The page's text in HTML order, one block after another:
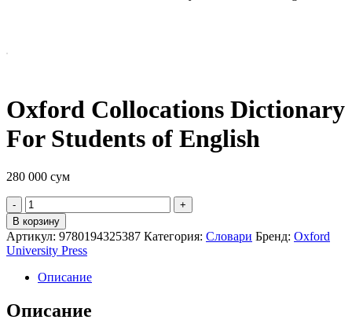
Oxford Collocations Dictionary
For Students of English
280 000 сум
Quantity
В корзину
Артикул: 9780194325387 Категория: Словари Бренд: Oxford
University Press
Описание
Описание